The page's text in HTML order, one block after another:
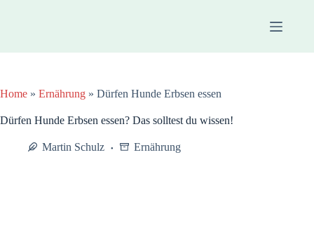
Home » Ernährung » Dürfen Hunde Erbsen essen
Dürfen Hunde Erbsen essen? Das solltest du wissen!
Martin Schulz Ernährung